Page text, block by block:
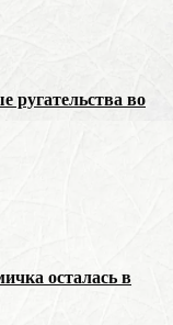
ругательства во
осталась в